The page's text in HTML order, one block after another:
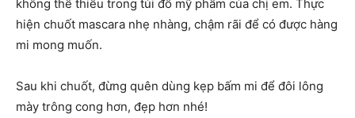
không thể thiếu trong túi đồ mỹ phẩm của chị em. Thực
hiện chuốt mascara nhẹ nhàng, chậm rãi để có được hàng
mi mong muốn.
Sau khi chuốt, đừng quên dùng kẹp bấm mi để đôi lông
mày trông cong hơn, đẹp hơn nhé!